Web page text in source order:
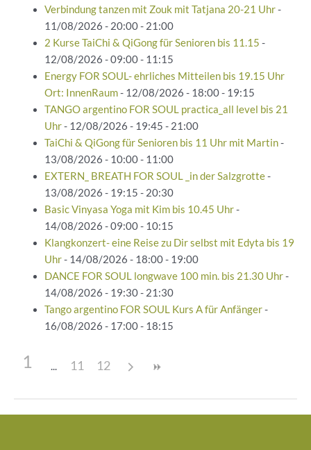
Verbindung tanzen mit Zouk mit Tatjana 20-21 Uhr-
11/08/2026 - 20:00 - 21:00
2 Kurse TaiChi & QiGong für Senioren bis 11.15 -
12/08/2026 - 09:00 - 11:15
Energy FOR SOUL- ehrliches Mitteilen bis 19.15 Uhr
Ort: InnenRaum- 12/08/2026 - 18:00 - 19:15
TANGO argentino FOR SOUL practica_all level bis 21
Uhr- 12/08/2026 - 19:45 - 21:00
TaiChi & QiGong für Senioren bis 11 Uhr mit Martin-
13/08/2026 - 10:00 - 11:00
EXTERN_ BREATH FOR SOUL _in der Salzgrotte-
13/08/2026 - 19:15 - 20:30
Basic Vinyasa Yoga mit Kim bis 10.45 Uhr-
14/08/2026 - 09:00 - 10:15
Klangkonzert- eine Reise zu Dir selbst mit Edyta bis 19
Uhr- 14/08/2026 - 18:00 - 19:00
DANCE FOR SOUL longwave 100 min. bis 21.30 Uhr-
14/08/2026 - 19:30 - 21:30
Tango argentino FOR SOUL Kurs A für Anfänger-
16/08/2026 - 17:00 - 18:15
1 11 12